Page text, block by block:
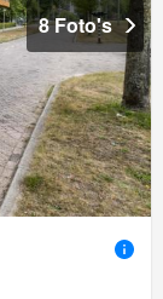
8 Foto's